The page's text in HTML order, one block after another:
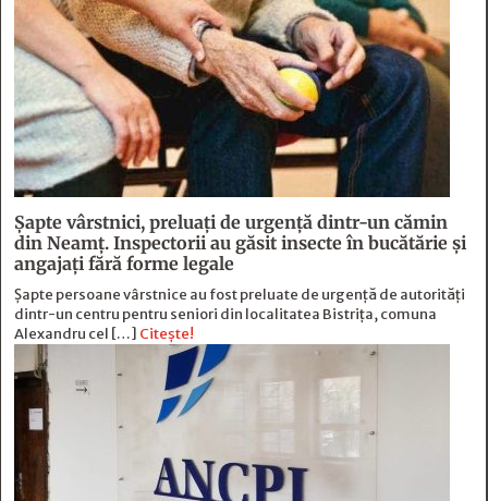
Șapte vârstnici, preluați de urgență dintr-un cămin
din Neamț. Inspectorii au găsit insecte în bucătărie și
angajați fără forme legale
Șapte persoane vârstnice au fost preluate de urgență de autorități
dintr-un centru pentru seniori din localitatea Bistrița, comuna
Alexandru cel […] Citește!